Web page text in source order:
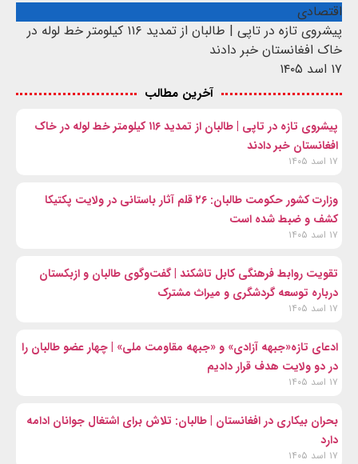
اقتصادی
پیشروی تازه در تاپی | طالبان از تمدید ۱۱۶ کیلومتر خط لوله در
خاک افغانستان خبر دادند
۱۷ اسد ۱۴۰۵
آخرین مطالب
پیشروی تازه در تاپی | طالبان از تمدید ۱۱۶ کیلومتر خط لوله در خاک
افغانستان خبر دادند
۱۷ اسد ۱۴۰۵
وزارت کشور حکومت طالبان: ۲۶ قلم آثار باستانی در ولایت پکتیکا
کشف و ضبط شده است
۱۷ اسد ۱۴۰۵
تقویت روابط فرهنگی کابل تاشکند | گفت‌وگوی طالبان و ازبکستان
درباره توسعه گردشگری و میراث مشترک
۱۷ اسد ۱۴۰۵
ادعای تازه«جبهه آزادی» و «جبهه مقاومت ملی» | چهار عضو طالبان را
در دو ولایت هدف قرار دادیم
۱۷ اسد ۱۴۰۵
بحران بیکاری در افغانستان | طالبان: تلاش برای اشتغال جوانان ادامه
دارد
۱۷ اسد ۱۴۰۵